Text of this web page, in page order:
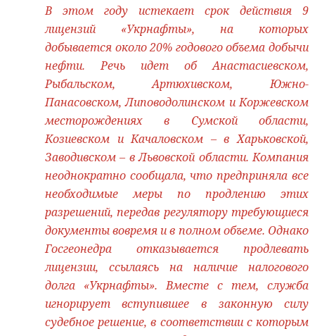
В этом году истекает срок действия 9
лицензий «Укрнафты», на которых
добывается около 20% годового объема добычи
нефти. Речь идет об Анастасиевском,
Рыбальском, Артюхивском, Южно-
Панасовском, Липоводолинском и Коржевском
месторождениях в Сумской области,
Козиевском и Качаловском – в Харьковской,
Заводивском – в Львовской области. Компания
неоднократно сообщала, что предприняла все
необходимые меры по продлению этих
разрешений, передав регулятору требующиеся
документы вовремя и в полном объеме. Однако
Госгеонедра отказывается продлевать
лицензии, ссылаясь на наличие налогового
долга «Укрнафты». Вместе с тем, служба
игнорирует вступившее в законную силу
судебное решение, в соответствии с которым